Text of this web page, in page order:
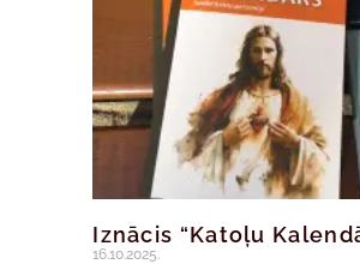
Iznācis “Katoļu
16.10.2025.